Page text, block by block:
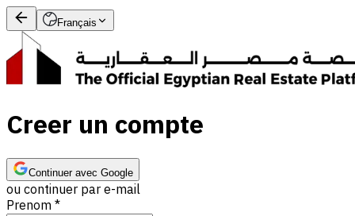
Français
Creer un compte
Continuer avec Google
ou continuer par e-mail
Prenom *